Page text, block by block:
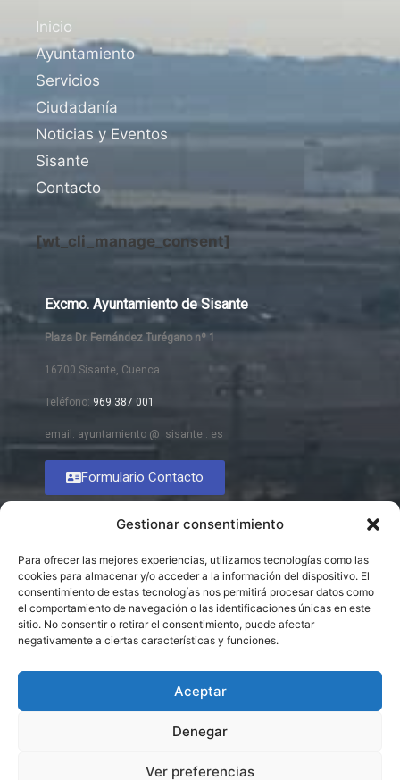
Gestionar consentimiento
Para ofrecer las mejores experiencias, utilizamos tecnologías como las
cookies para almacenar y/o acceder a la información del dispositivo. El
consentimiento de estas tecnologías nos permitirá procesar datos como
el comportamiento de navegación o las identificaciones únicas en este
sitio. No consentir o retirar el consentimiento, puede afectar
negativamente a ciertas características y funciones.
Aceptar
Denegar
Ver preferencias
Inicio
Ayuntamiento
Servicios
Ciudadanía
Noticias y Eventos
Sisante
Contacto
[wt_cli_manage_consent]
Excmo. Ayuntamiento de Sisante
Plaza Dr. Fernández Turégano nº 1
16700 Sisante, Cuenca
Teléfono: 969 387 001
email: ayuntamiento @ sisante . es
Formulario Contacto